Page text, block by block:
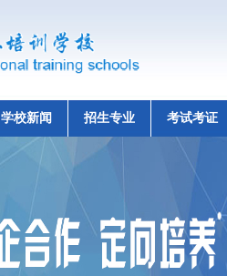
学校新闻 招生专业 考试考证